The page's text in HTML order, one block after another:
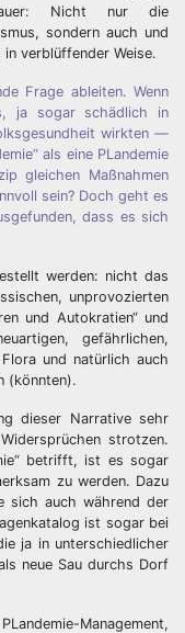
Nicht nur die
sondern auch und
verblüffender Weise.
Frage ableiten. Wenn
ja sogar schädlich in
wirkten —
als eine PLandemie
gleichen Maßnahmen
sein? Doch geht es
dass es sich
werden: nicht das
unprovozierten
und Autokratien“ und
gefährlichen,
und natürlich auch
(könnten).
dieser Narrative sehr
strotzen.
betrifft, ist es sogar
zu werden. Dazu
sich auch während der
ist sogar bei
ja in unterschiedlicher
neue Sau durchs Dorf
Management,